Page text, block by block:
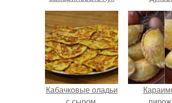
для селедки.
Сочный и
хрустящий
маринованный лук
с яблочным уксусом
Кабачковые оладьи